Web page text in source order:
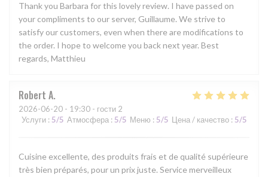
Thank you Barbara for this lovely review. I have passed on
your compliments to our server, Guillaume. We strive to
satisfy our customers, even when there are modifications to
the order. I hope to welcome you back next year. Best
regards, Matthieu
Robert A
2026-06-20 - 19:30 - гости 2
Услуги : 5/5 Атмосфера : 5/5 Меню : 5/5 Цена / качество : 5/5
Cuisine excellente, des produits frais et de qualité supérieure
très bien préparés, pour un prix juste. Service merveilleux